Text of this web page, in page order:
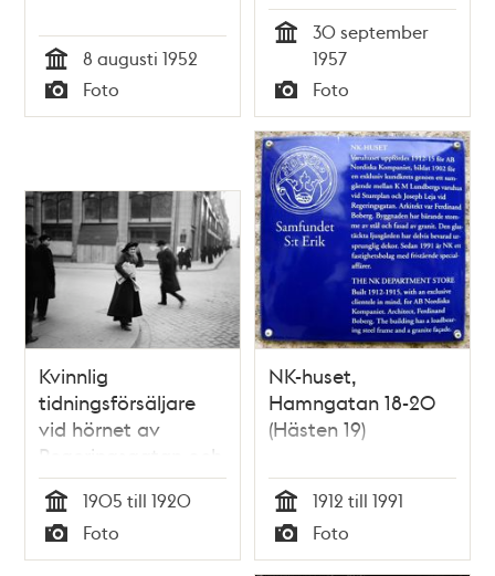
Tid
8 augusti 1952
Typ
Foto
30 september
1957
Typ
Foto
Kvinnlig
tidningsförsäljare
vid hörnet av
Regeringsgatan och
Hamngatan.
Tid
1905 till 1920
Typ
Foto
NK-huset,
Hamngatan 18-20
(Hästen 19)
Tid
1912 till 1991
Typ
Foto